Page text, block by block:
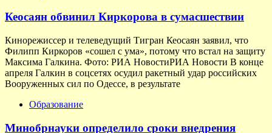
Кеосаян обвинил Киркорова в сумасшествии
Кинорежиссер и телеведущий Тигран Кеосаян заявил, что
Филипп Киркоров «сошел с ума», потому что встал на защиту
Максима Галкина. Фото: РИА НовостиРИА Новости В конце
апреля Галкин в соцсетях осудил ракетный удар российских
Вооруженных сил по Одессе, в результате
Образование
Минобрнауки определило сроки внедрения